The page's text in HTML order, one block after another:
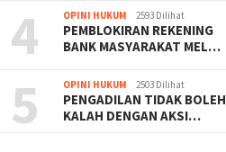
4 OPINI HUKUM 2593 Dilihat
PEMBLOKIRAN REKENING
BANK MASYARAKAT MEL…
5 OPINI HUKUM 2503 Dilihat
PENGADILAN TIDAK BOLEH
KALAH DENGAN AKSI…